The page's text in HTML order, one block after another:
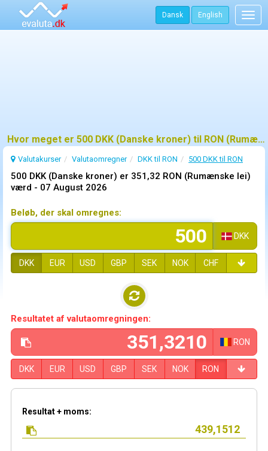
Dansk English
Hvor meget er 500 DKK (Danske kroner) til RON (Rumænske lei)?
Valutakurser Valutaomregner DKK til RON 500 DKK til RON
500 DKK (Danske kroner) er 351,32 RON (Rumænske lei)
værd - 07 August 2026
Beløb, der skal omregnes:
DKK
DKK EUR USD GBP SEK NOK CHF
Resultatet af valutaomregningen:
RON
DKK EUR USD GBP SEK NOK RON
Resultat + moms: